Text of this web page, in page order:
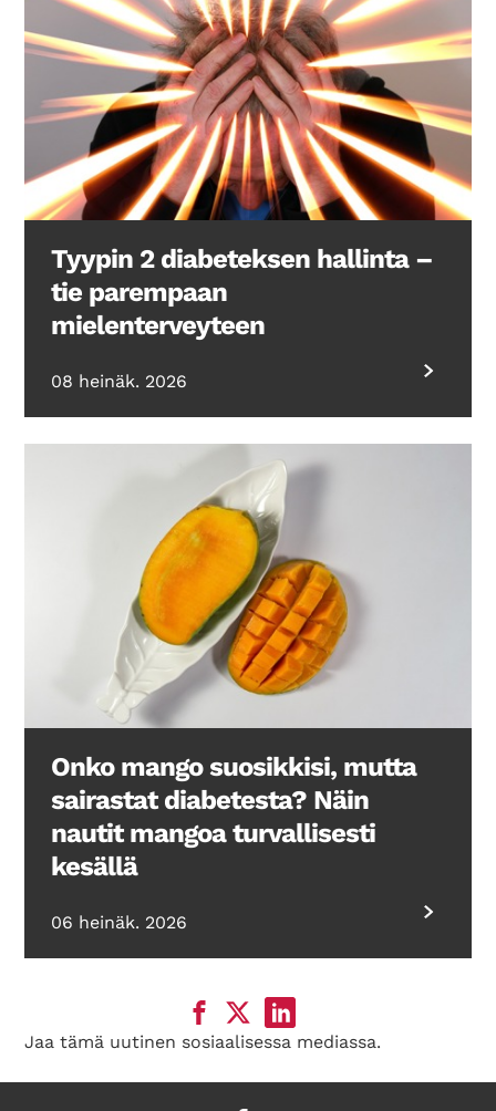
Tyypin 2 diabeteksen hallinta –
tie parempaan
mielenterveyteen
08 heinäk. 2026
Onko mango suosikkisi, mutta
sairastat diabetesta? Näin
nautit mangoa turvallisesti
kesällä
06 heinäk. 2026
Jaa tämä uutinen sosiaalisessa mediassa.